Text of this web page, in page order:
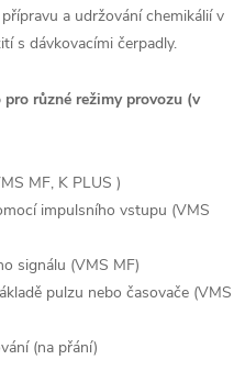
a udržování chemikálií v
s dávkovacími čerpadly.
různé režimy provozu (v
MF, K PLUS )
impulsního vstupu (VMS
signálu (VMS MF)
pulzu nebo časovače (VMS
(na přání)